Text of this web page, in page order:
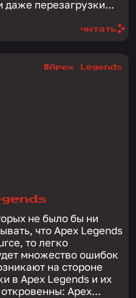
даже перезагрузки...
читать
не было бы ни
что Apex Legends
то легко
множество ошибок
на стороне
и откровенны: Apex...
#Apex Legends